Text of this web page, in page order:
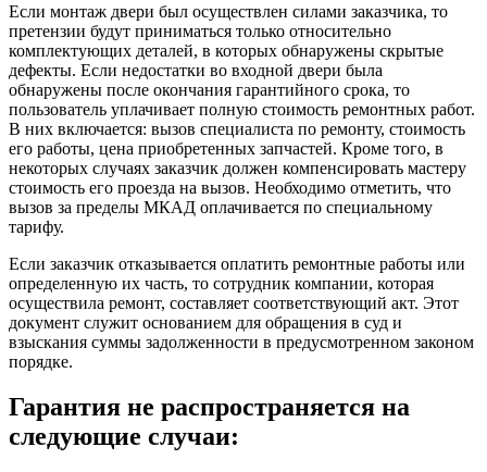
Если монтаж двери был осуществлен силами заказчика, то
претензии будут приниматься только относительно
комплектующих деталей, в которых обнаружены скрытые
дефекты. Если недостатки во входной двери была
обнаружены после окончания гарантийного срока, то
пользователь уплачивает полную стоимость ремонтных работ.
В них включается: вызов специалиста по ремонту, стоимость
его работы, цена приобретенных запчастей. Кроме того, в
некоторых случаях заказчик должен компенсировать мастеру
стоимость его проезда на вызов. Необходимо отметить, что
вызов за пределы МКАД оплачивается по специальному
тарифу.
Если заказчик отказывается оплатить ремонтные работы или
определенную их часть, то сотрудник компании, которая
осуществила ремонт, составляет соответствующий акт. Этот
документ служит основанием для обращения в суд и
взыскания суммы задолженности в предусмотренном законом
порядке.
Гарантия не распространяется на
следующие случаи: